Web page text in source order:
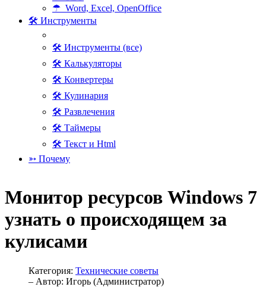
☂ Word, Excel, OpenOffice
🛠 Инструменты
🛠 Инструменты (все)
🛠 Калькуляторы
🛠 Конвертеры
🛠 Кулинария
🛠 Развлечения
🛠 Таймеры
🛠 Текст и Html
➳ Почему
Монитор ресурсов Windows 7
узнать о происходящем за
кулисами
Категория: Технические советы
– Автор: Игорь (Администратор)